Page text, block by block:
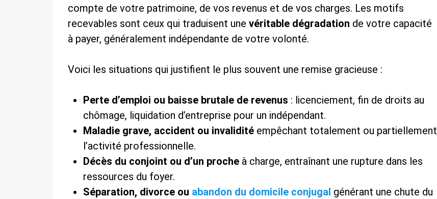
compte de votre patrimoine, de vos revenus et de vos charges. Les motifs
recevables sont ceux qui traduisent une véritable dégradation de votre capacité
à payer, généralement indépendante de votre volonté.
Voici les situations qui justifient le plus souvent une remise gracieuse :
Perte d’emploi ou baisse brutale de revenus : licenciement, fin de droits au
chômage, liquidation d’entreprise pour un indépendant.
Maladie grave, accident ou invalidité empêchant totalement ou partiellement
l’activité professionnelle.
Décès du conjoint ou d’un proche à charge, entraînant une rupture dans les
ressources du foyer.
Séparation, divorce ou abandon du domicile conjugal générant une chute du